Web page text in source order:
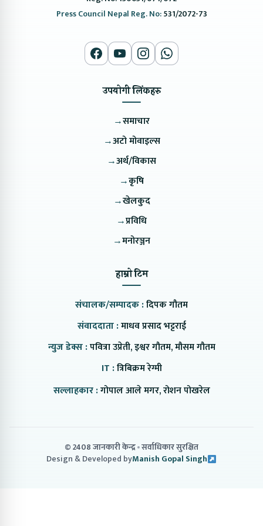
Press Council Nepal Reg. No:531/2072-73
उपयोगी लिंकहरु
→समाचार
→अटो मोवाइल्स
→अर्थ/विकास
→कृषि
→खेलकुद
→प्रविधि
→मनोरञ्जन
हाम्रो टिम
संचालक/सम्पादक :दिपक गौतम
संवाददाता :माधव प्रसाद भट्टराई
न्युज डेक्स :पवित्रा उप्रेती, इश्वर गौतम, मौसम गौतम
IT :त्रिबिक्रम रेग्मी
सल्लाहकार :गोपाल आले मगर, रोशन पोखरेल
© 2408 जानकारी केन्द्र सर्वाधिकार सुरक्षित
Design & Developed byManish Gopal Singh